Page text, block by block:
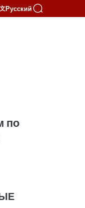
Русский
по